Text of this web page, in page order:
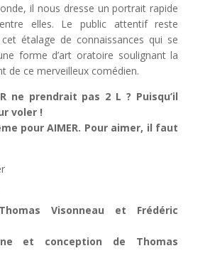
il nous dresse un portrait rapide
elles. Le public attentif reste
étalage de connaissances qui se
forme d’art oratoire soulignant la
de ce merveilleux comédien.
ne prendrait pas 2 L ? Puisqu’il
voler !
pour AIMER. Pour aimer, il faut
Visonneau et Frédéric
et conception de Thomas